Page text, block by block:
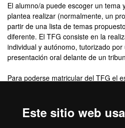
Este sitio web
El alumno/a puede escoger un tema
plantea realizar (normalmente, un
partir de una lista de temas
diferente. El TFG consiste en la
individual y autónomo, tutorizado
presentación oral delante de un
Para poderse matricular del TFG el
Documentos de